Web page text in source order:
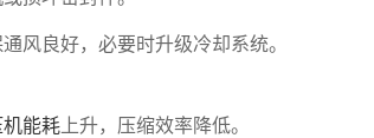
风良好，必要时升级冷却系统。
机能耗上升，压缩效率降低。